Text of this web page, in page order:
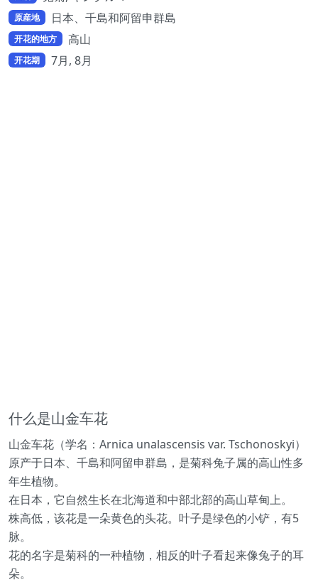
原産地 日本、千島和阿留申群島
开花的地方 高山
开花期 7月, 8月
什么是山金车花
山金车花（学名：Arnica unalascensis var. Tschonoskyi）
原产于日本、千島和阿留申群島，是菊科兔子属的高山性多
年生植物。
在日本，它自然生长在北海道和中部北部的高山草甸上。
株高低，该花是一朵黄色的头花。叶子是绿色的小铲，有5
脉。
花的名字是菊科的一种植物，相反的叶子看起来像兔子的耳
朵。